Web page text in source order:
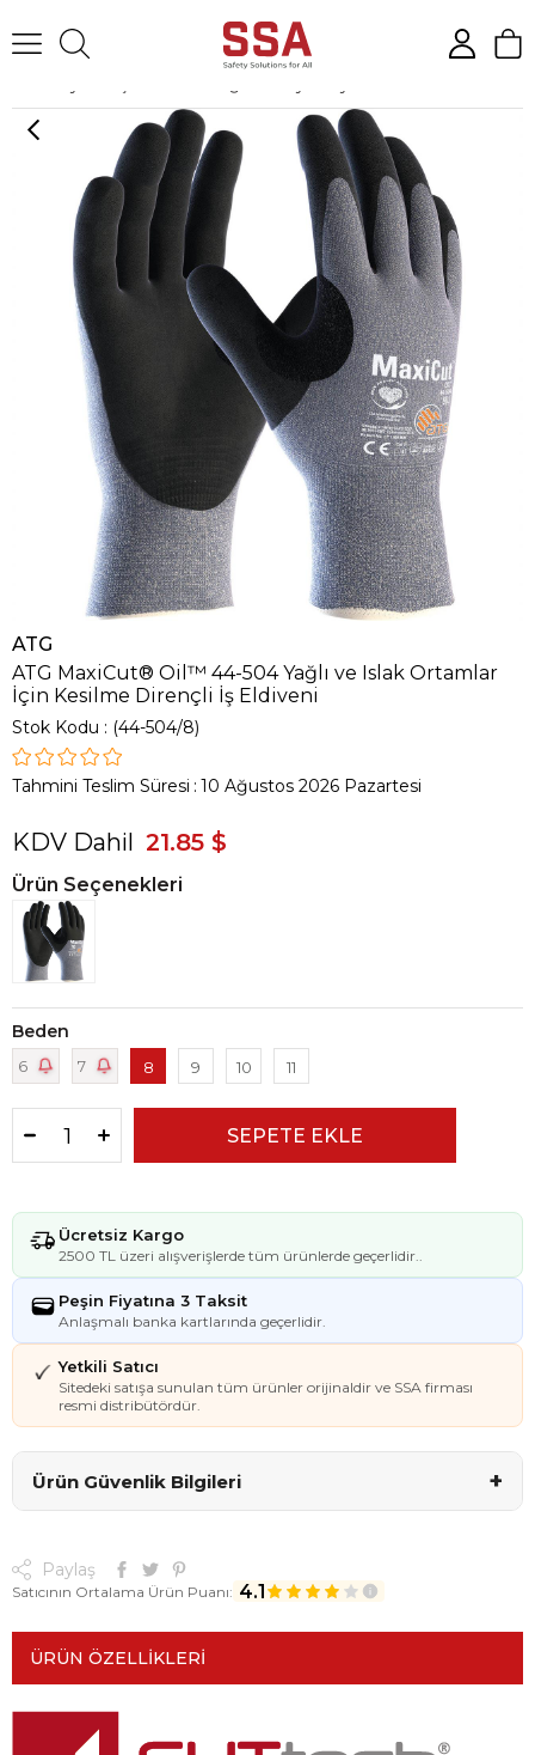
ATG
ATG MaxiCut® Oil™ 44-504 Yağlı ve Islak Ortamlar
İçin Kesilme Dirençli İş Eldiveni
Stok Kodu (44-504/8)
Tahmini Teslim Süresi : 10 Ağustos 2026 Pazartesi
KDV Dahil 21.85 $
Ürün Seçenekleri
Beden
6 7 8 9 10 11
Ücretsiz Kargo
2500 TL üzeri alışverişlerde tüm ürünlerde geçerlidir..
Peşin Fiyatına 3 Taksit
Anlaşmalı banka kartlarında geçerlidir.
Yetkili Satıcı
Sitedeki satışa sunulan tüm ürünler orijinaldir ve SSA firması
resmi distribütördür.
Ürün Güvenlik Bilgileri +
Paylaş
Satıcının Ortalama Ürün Puanı: 4.1
ÜRÜN ÖZELLIKLERI